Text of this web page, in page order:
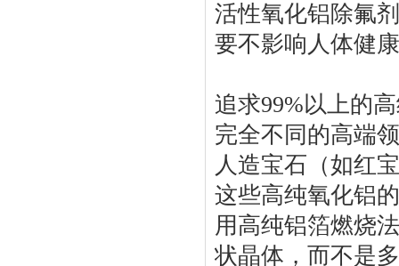
活性氧化铝除氟
要不影响人体健
追求99%以上的
完全不同的高端
人造宝石（如红
这些高纯氧化铝
用高纯铝箔燃烧
状晶体，而不是